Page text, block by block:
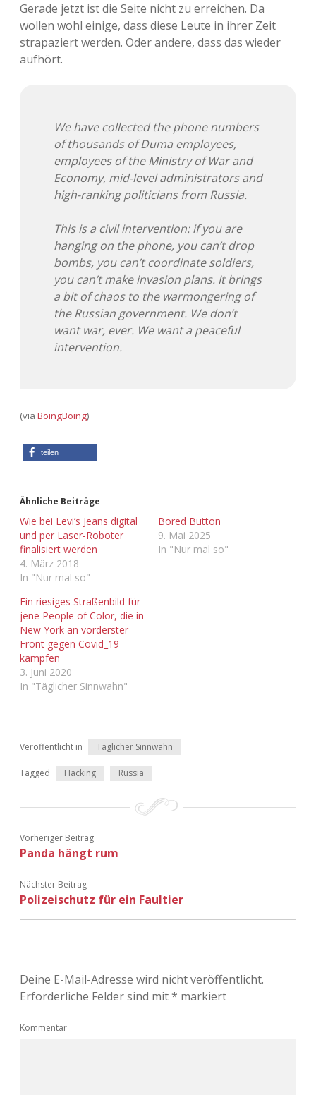
Adventskalender 2018
Adventskalender 2021
Adventskalender 2022
Adventskalender 2023
Adventskalender 2024
Gerade jetzt ist die Seite nicht zu erreichen. Da
wollen wohl einige, dass diese Leute in ihrer Zeit
strapaziert werden. Oder andere, dass das wieder
aufhört.
We have collected the phone numbers
of thousands of Duma employees,
employees of the Ministry of War and
Economy, mid-level administrators and
high-ranking politicians from Russia.
This is a civil intervention: if you are
hanging on the phone, you canʼt drop
bombs, you canʼt coordinate soldiers,
you canʼt make invasion plans. It brings
a bit of chaos to the warmongering of
the Russian government. We donʼt
want war, ever. We want a peaceful
intervention.
(via BoingBoing)
teilen
Ähnliche Beiträge
Wie bei Levi’s Jeans digital
und per Laser-Roboter
finalisiert werden
4. März 2018
In "Nur mal so"
Bored Button
9. Mai 2025
In "Nur mal so"
Ein riesiges Straßenbild für
jene People of Color, die in
New York an vorderster
Front gegen Covid_19
kämpfen
3. Juni 2020
In "Täglicher Sinnwahn"
Veröffentlicht in Täglicher Sinnwahn
Tagged Hacking Russia
Vorheriger Beitrag
Panda hängt rum
Nächster Beitrag
Polizeischutz für ein Faultier
Deine E-Mail-Adresse wird nicht veröffentlicht.
Erforderliche Felder sind mit* markiert
Kommentar